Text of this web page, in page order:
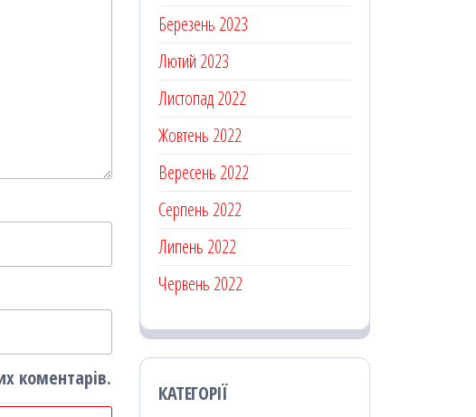
коментарів.
Березень 2023
Лютий 2023
Листопад 2022
Жовтень 2022
Вересень 2022
Серпень 2022
Липень 2022
Червень 2022
КАТЕГОРІЇ